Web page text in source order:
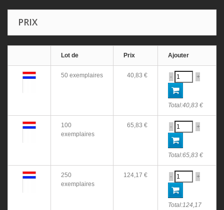
PRIX
Lot de Prix Ajouter
50 exemplaires 40,83 € - +
Total:40,83 €
100
exemplaires
65,83 € - +
Total:65,83 €
250
exemplaires
124,17 € - +
Total:124,17